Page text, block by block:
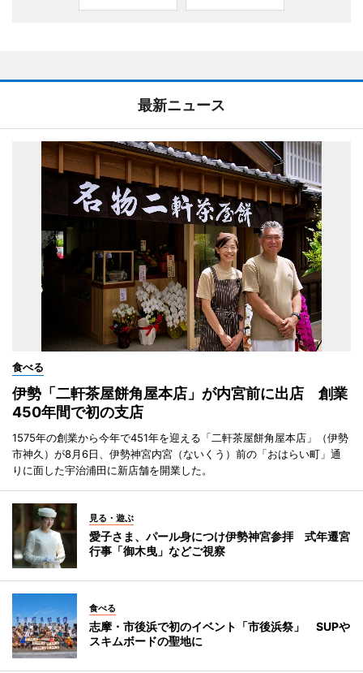
最新ニュース
食べる
伊勢「二軒茶屋餅角屋本店」が内宮前に出店 創業
450年間で初の支店
1575年の創業から今年で451年を迎える「二軒茶屋餅角屋本店」（伊勢
市神久）が8月6日、伊勢神宮内宮（ないくう）前の「おはらい町」通
りに面した宇治浦田に新店舗を開業した。
見る・遊ぶ
愛子さま、パール身につけ伊勢神宮参拝 式年遷宮
行事「御木曳」などご視察
食べる
志摩・市後浜で初のイベント「市後浜祭」 SUPや
スキムボードの聖地に